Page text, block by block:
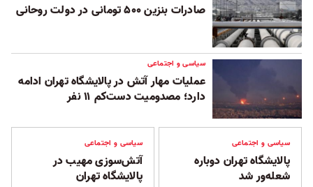
صادرات بنزین ۵۰۰ تومانی در دولت روحانی
سیاسی و اجتماعی
عملیات مهار آتش در پالایشگاه تهران ادامه
دارد؛ مصدومیت دست‌کم ۱۱ نفر
سیاسی و اجتماعی
پالایشگاه تهران دوباره
شعله‌ور شد
سیاسی و اجتماعی
آتش‌سوزی مهیب در
پالایشگاه تهران